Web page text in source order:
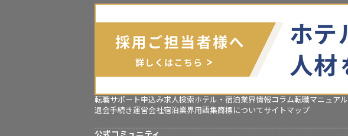
転職サポート申込み求人検索ホテル・宿泊業界情報コラム転職マニュアル
退会手続き運営会社宿泊業界用語集商標についてサイトマップ